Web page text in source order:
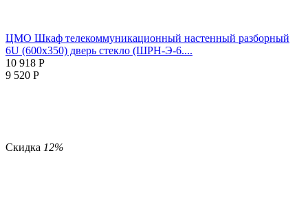
ЦМО Шкаф телекоммуникационный настенный разборный
6U (600х350) дверь стекло (ШРН-Э-6....
10 918 Р
9 520 Р
Скидка 12%